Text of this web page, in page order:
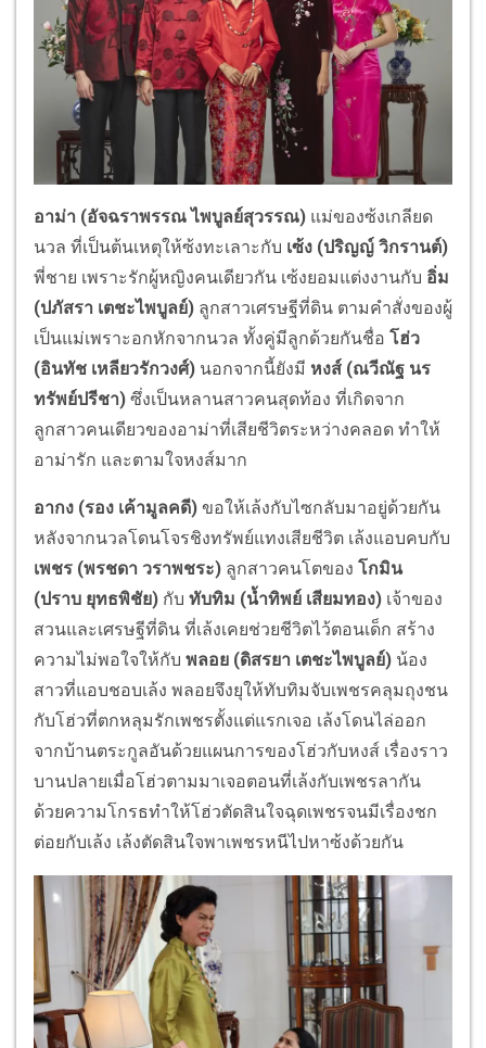
อาม่า (อัจฉราพรรณ ไพบูลย์สุวรรณ) แม่ของซ้งเกลียด
นวล ที่เป็นต้นเหตุให้ซ้งทะเลาะกับ เซ้ง (ปริญญ์ วิกรานต์)
พี่ชาย เพราะรักผู้หญิงคนเดียวกัน เซ้งยอมแต่งงานกับ อิ่ม
(ปภัสรา เตชะไพบูลย์) ลูกสาวเศรษฐีที่ดิน ตามคำสั่งของผู้
เป็นแม่เพราะอกหักจากนวล ทั้งคู่มีลูกด้วยกันชื่อ โฮ่ว
(อินทัช เหลียวรักวงศ์) นอกจากนี้ยังมี หงส์ (ณวีณัฐ นร
ทรัพย์ปรีชา) ซึ่งเป็นหลานสาวคนสุดท้อง ที่เกิดจาก
ลูกสาวคนเดียวของอาม่าที่เสียชีวิตระหว่างคลอด ทำให้
อาม่ารัก และตามใจหงส์มาก
อากง (รอง เค้ามูลคดี) ขอให้เล้งกับไซกลับมาอยู่ด้วยกัน
หลังจากนวลโดนโจรชิงทรัพย์แทงเสียชีวิต เล้งแอบคบกับ
เพชร (พรชดา วราพชระ) ลูกสาวคนโตของ โกมิน
(ปราบ ยุทธพิชัย) กับ ทับทิม (น้ำทิพย์ เสียมทอง) เจ้าของ
สวนและเศรษฐีที่ดิน ที่เล้งเคยช่วยชีวิตไว้ตอนเด็ก สร้าง
ความไม่พอใจให้กับ พลอย (ดิสรยา เตชะไพบูลย์) น้อง
สาวที่แอบชอบเล้ง พลอยจึงยุให้ทับทิมจับเพชรคลุมถุงชน
กับโฮ่วที่ตกหลุมรักเพชรตั้งแต่แรกเจอ เล้งโดนไล่ออก
จากบ้านตระกูลอันด้วยแผนการของโฮ่วกับหงส์ เรื่องราว
บานปลายเมื่อโฮ่วตามมาเจอตอนที่เล้งกับเพชรลากัน
ด้วยความโกรธทำให้โฮ่วตัดสินใจฉุดเพชรจนมีเรื่องชก
ต่อยกับเล้ง เล้งตัดสินใจพาเพชรหนีไปหาซ้งด้วยกัน